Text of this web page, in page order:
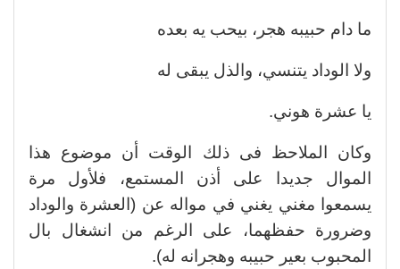
ما دام حبيبه هجر، بيحب يه بعده
ولا الوداد يتنسي، والذل يبقى له
يا عشرة هوني.
وكان الملاحظ فى ذلك الوقت أن موضوع هذا
الموال جديدا على أذن المستمع، فلأول مرة
يسمعوا مغني يغني في مواله عن (العشرة والوداد
وضرورة حفظهما، على الرغم من انشغال بال
المحبوب بعير حبيبه وهجرانه له).